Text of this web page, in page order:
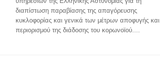
διαπίστωση παραβίασης της απαγόρευσης
κυκλοφορίας και γενικά των μέτρων αποφυγής και
περιορισμού της διάδοσης του κορωνοϊού....